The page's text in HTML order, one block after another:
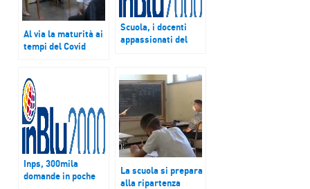
Al via la maturità ai
tempi del Covid
Scuola, i docenti
appassionati del
riconoscimento
Inps, 300mila
domande in poche
La scuola si prepara
alla ripartenza